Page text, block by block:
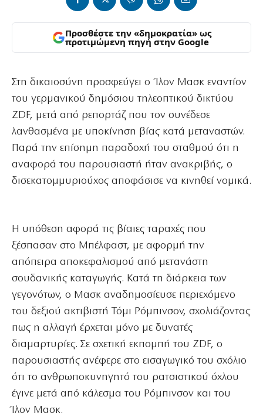
Προσθέστε την «δημοκρατία» ως
προτιμώμενη πηγή στην Google
Στη δικαιοσύνη προσφεύγει ο Ίλον Μασκ εναντίον
του γερμανικού δημόσιου τηλεοπτικού δικτύου
ZDF, μετά από ρεπορτάζ που τον συνέδεσε
λανθασμένα με υποκίνηση βίας κατά μεταναστών.
Παρά την επίσημη παραδοχή του σταθμού ότι η
αναφορά του παρουσιαστή ήταν ανακριβής, ο
δισεκατομμυριούχος αποφάσισε να κινηθεί νομικά.
Η υπόθεση αφορά τις βίαιες ταραχές που
ξέσπασαν στο Μπέλφαστ, με αφορμή την
απόπειρα αποκεφαλισμού από μετανάστη
σουδανικής καταγωγής. Κατά τη διάρκεια των
γεγονότων, ο Μασκ αναδημοσίευσε περιεχόμενο
του δεξιού ακτιβιστή Τόμι Ρόμπινσον, σχολιάζοντας
πως η αλλαγή έρχεται μόνο με δυνατές
διαμαρτυρίες. Σε σχετική εκπομπή του ZDF, ο
παρουσιαστής ανέφερε στο εισαγωγικό του σχόλιο
ότι το ανθρωποκυνηγητό του ρατσιστικού όχλου
έγινε μετά από κάλεσμα του Ρόμπινσον και του
Ίλον Μασκ.